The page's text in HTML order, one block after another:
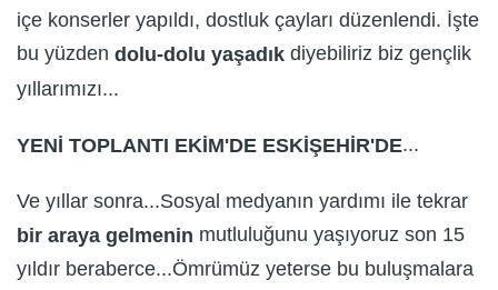
içe konserler yapıldı, dostluk çayları düzenlendi. İşte
bu yüzden dolu-dolu yaşadık diyebiliriz biz gençlik
yıllarımızı...
YENİ TOPLANTI EKİM'DE ESKİŞEHİR'DE...
Ve yıllar sonra...Sosyal medyanın yardımı ile tekrar
bir araya gelmenin mutluluğunu yaşıyoruz son 15
yıldır beraberce...Ömrümüz yeterse bu buluşmalara